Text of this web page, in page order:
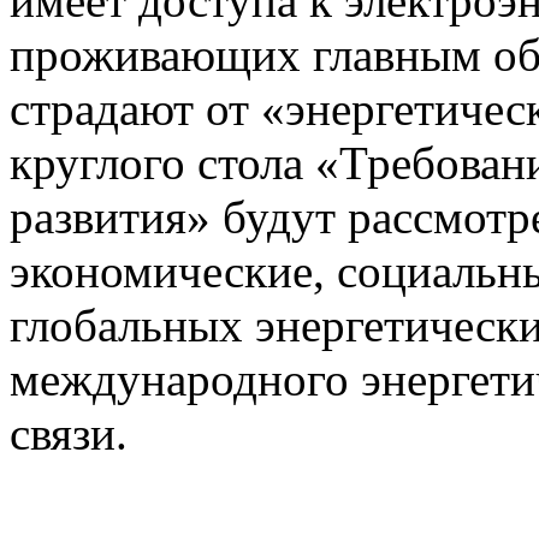
проживающих главным
страдают от
круглого стола
развития» будут
экономические,
глобальных
международного
связи.